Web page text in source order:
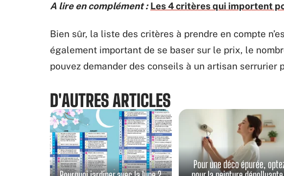
A lire en complément : Les 4 critères qui importent
Bien sûr, la liste des critères à prendre en compte
également important de se baser sur le prix, le
pouvez demander des conseils à un artisan serrurier
D'AUTRES ARTICLES
Pour une déco épurée,